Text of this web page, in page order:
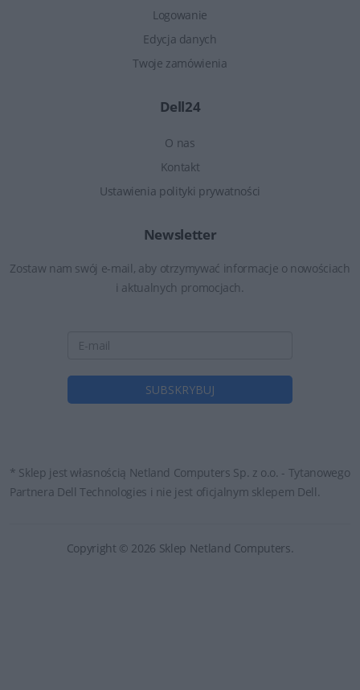
Logowanie
Edycja danych
Twoje zamówienia
Dell24
O nas
Kontakt
Ustawienia polityki prywatności
Newsletter
Zostaw nam swój e-mail, aby otrzymywać informacje o nowościach
i aktualnych promocjach.
* Sklep jest własnością Netland Computers Sp. z o.o. - Tytanowego
Partnera Dell Technologies i nie jest oficjalnym sklepem Dell.
Copyright © 2026 Sklep Netland Computers.